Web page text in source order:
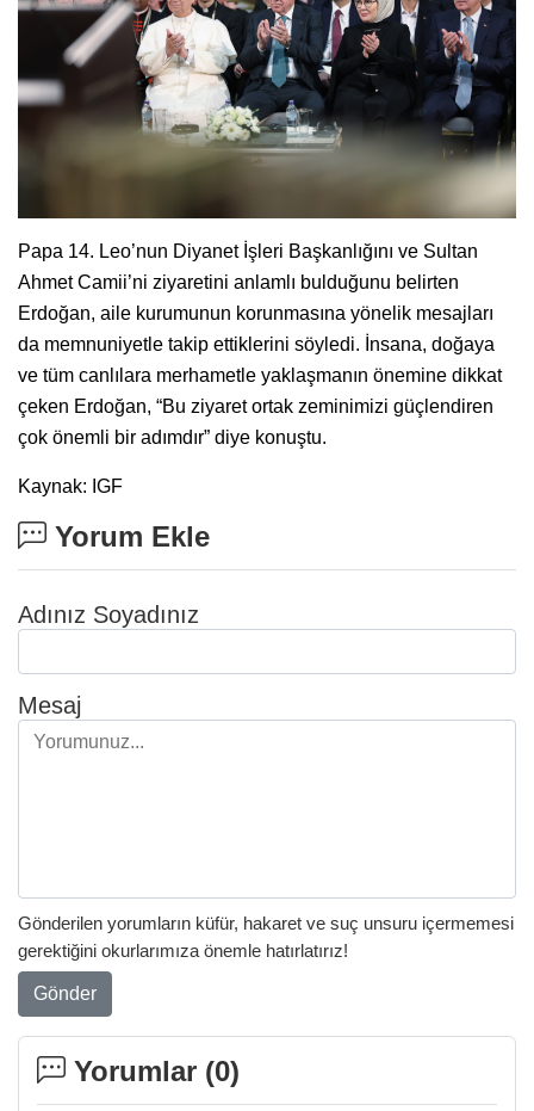
Papa 14. Leo’nun Diyanet İşleri Başkanlığını ve Sultan
Ahmet Camii’ni ziyaretini anlamlı bulduğunu belirten
Erdoğan, aile kurumunun korunmasına yönelik mesajları
da memnuniyetle takip ettiklerini söyledi. İnsana, doğaya
ve tüm canlılara merhametle yaklaşmanın önemine dikkat
çeken Erdoğan, “Bu ziyaret ortak zeminimizi güçlendiren
çok önemli bir adımdır” diye konuştu.
Kaynak: IGF
Yorum Ekle
Adınız Soyadınız
Mesaj
Gönderilen yorumların küfür, hakaret ve suç unsuru içermemesi
gerektiğini okurlarımıza önemle hatırlatırız!
Gönder
Yorumlar (0)